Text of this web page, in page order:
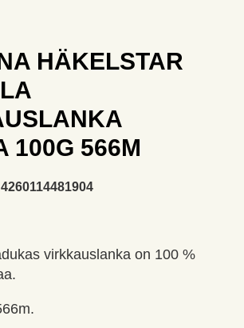
HÄKELSTAR
100G 566M
4260114481904
virkkauslanka on 100 %